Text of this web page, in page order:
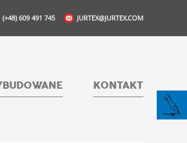
(+48) 609 491 745 JURTEX@JURTEX.COM
KONTAKT